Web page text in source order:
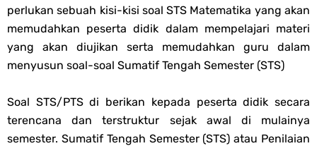
perlukan sebuah kisi-kisi soal STS Matematika yang akan
memudahkan peserta didik dalam mempelajari materi
yang akan diujikan serta memudahkan guru dalam
menyusun soal-soal Sumatif Tengah Semester (STS)
Soal STS/PTS di berikan kepada peserta didik secara
terencana dan terstruktur sejak awal di mulainya
semester. Sumatif Tengah Semester (STS) atau Penilaian